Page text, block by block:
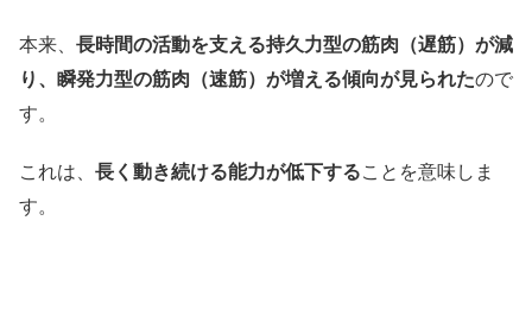
本来、 長時間の活動を支える持久力型の筋肉（遅筋）が減
り、瞬発力型の筋肉（速筋）が増える傾向が見られたので
す。
これは、 長く動き続ける能力が低下することを意味しま
す。